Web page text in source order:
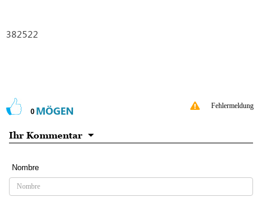
382522
0 MÖGEN Fehlermeldung
Ihr Kommentar
Nombre